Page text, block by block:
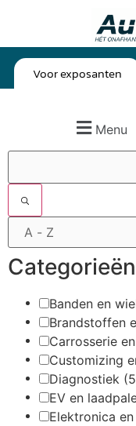
Voor exposanten
Menu
Categorieën
Banden en
Brandstoffen
Carrosserie
Customizing
Diagnostiek
EV en
Elektronica